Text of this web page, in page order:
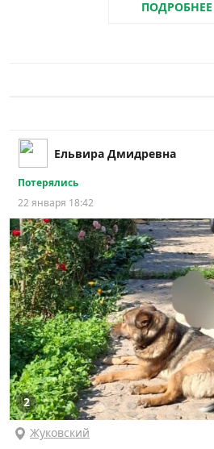
ПОДРОБНЕЕ
Ельвира Дмидревна
Потерялись
22 января 18:42
2
Жуковский